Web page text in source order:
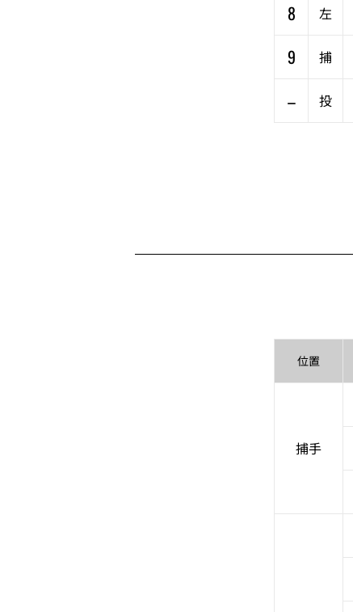
8
左
9
捕
–
投
位置
捕手